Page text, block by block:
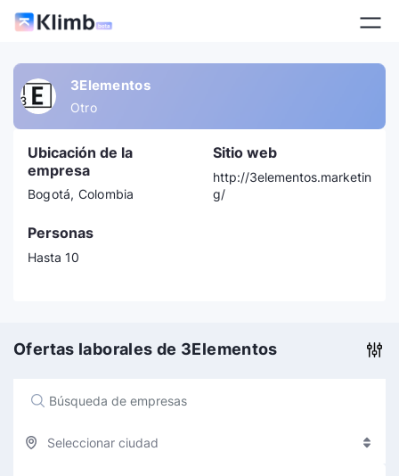
3Elementos
Otro
Ubicación de la
empresa
Bogotá, Colombia
Sitio web
http://3elementos.marketin
g/
Personas
Hasta 10
Ofertas laborales de 3Elementos
Seleccionar ciudad